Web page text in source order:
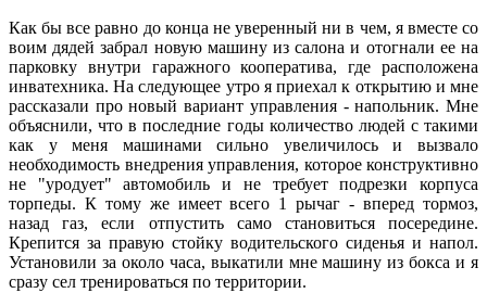
Как бы все равно до конца не уверенный ни в чем, я вместе со
воим дядей забрал новую машину из салона и отогнали ее на
парковку внутри гаражного кооператива, где расположена
инватехника. На следующее утро я приехал к открытию и мне
рассказали про новый вариант управления - напольник. Мне
объяснили, что в последние годы количество людей с такими
как у меня машинами сильно увеличилось и вызвало
необходимость внедрения управления, которое конструктивно
не "уродует" автомобиль и не требует подрезки корпуса
торпеды. К тому же имеет всего 1 рычаг - вперед тормоз,
назад газ, если отпустить само становиться посередине.
Крепится за правую стойку водительского сиденья и напол.
Установили за около часа, выкатили мне машину из бокса и я
сразу сел тренироваться по территории.